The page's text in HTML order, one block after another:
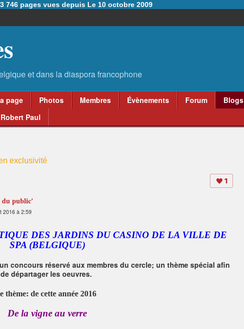
pages vues depuis Le 10 octobre 2009
page Photos Membres Évènements Forum Blogs
Paul
exclusivité
1
du public'
2016 à 2:59
DES JARDINS DU CASINO DE LA VILLE DE
SPA (BELGIQUE)
concours réservé aux membres du cercle; un thème spécial afin
de départager les oeuvres.
thème: de cette année 2016
De la vigne au verre